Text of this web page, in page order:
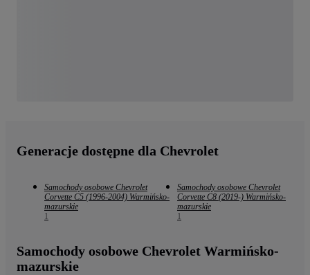
Generacje dostępne dla Chevrolet
Samochody osobowe Chevrolet
Corvette C5 (1996-2004) Warmińsko-
mazurskie
1
Samochody osobowe Chevrolet
Corvette C8 (2019-) Warmińsko-
mazurskie
1
Samochody osobowe Chevrolet Warmińsko-
mazurskie